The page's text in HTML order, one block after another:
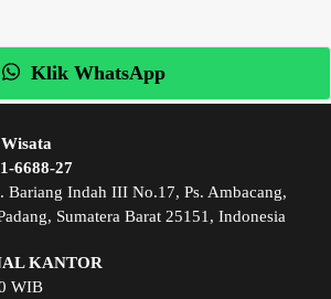
Klik WhatsApp
6688-27
Bariang Indah III No.17, Ps. Ambacang,
Sumatera Barat 25151, Indonesia
KANTOR
WIB